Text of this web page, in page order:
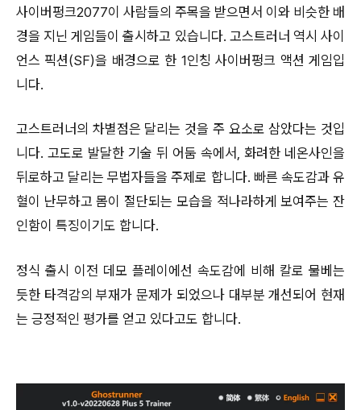
사이버펑크2077이 사람들의 주목을 받으면서 이와 비슷한 배
경을 지닌 게임들이 출시하고 있습니다. 고스트러너 역시 사이
언스 픽션(SF)을 배경으로 한 1인칭 사이버펑크 액션 게임입
니다.
고스트러너의 차별점은 달리는 것을 주 요소로 삼았다는 것입
니다. 고도로 발달한 기술 뒤 어둠 속에서, 화려한 네온사인을
뒤로하고 달리는 무법자들을 주제로 합니다. 빠른 속도감과 유
혈이 난무하고 몸이 절단되는 모습을 적나라하게 보여주는 잔
인함이 특징이기도 합니다.
정식 출시 이전 데모 플레이에선 속도감에 비해 칼로 물베는
듯한 타격감의 부재가 문제가 되었으나 대부분 개선되어 현재
는 긍정적인 평가를 얻고 있다고도 합니다.